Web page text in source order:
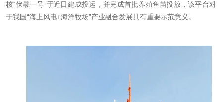
核“伏羲一号”于近日建成投运，并完成首批养殖鱼苗投放，该平台对
于我国“海上风电+海洋牧场”产业融合发展具有重要示范意义。